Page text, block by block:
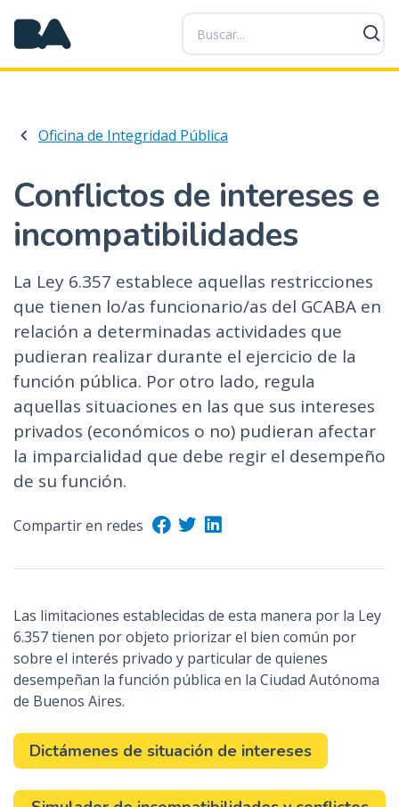
P
a
s
a
l
n
t
e
i
d
o
p
r
n
c
i
Oficina de Integridad Pública
Conflictos de intereses e
incompatibilidades
La Ley 6.357 establece aquellas restricciones
que tienen lo/as funcionario/as del GCABA en
relación a determinadas actividades que
pudieran realizar durante el ejercicio de la
función pública. Por otro lado, regula
aquellas situaciones en las que sus intereses
privados (económicos o no) pudieran afectar
la imparcialidad que debe regir el desempeño
de su función.
Compartir en redes
Las limitaciones establecidas de esta manera por la Ley
6.357 tienen por objeto priorizar el bien común por
sobre el interés privado y particular de quienes
desempeñan la función pública en la Ciudad Autónoma
de Buenos Aires.
Dictámenes de situación de intereses